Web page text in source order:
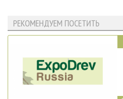
РЕКОМЕНДУЕМ ПОСЕТИТЬ